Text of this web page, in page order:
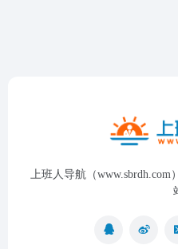
上班人导航（www.sbrdh.com